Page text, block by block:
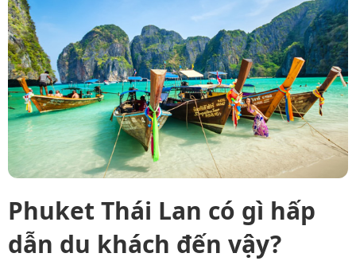
Phuket Thái Lan có gì hấp
dẫn du khách đến vậy?